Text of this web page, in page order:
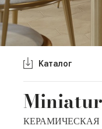
Kаталог